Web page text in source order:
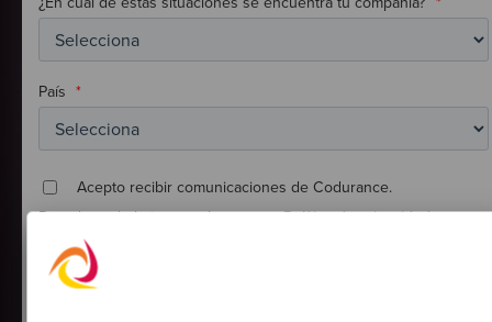
País *
Acepto recibir comunicaciones de Codurance.
Para darte de baja consulta nuestraPolítica de privacidad.
Al hacer clic, aceptas que Codurance almacene y procese la
información personal suministrada.